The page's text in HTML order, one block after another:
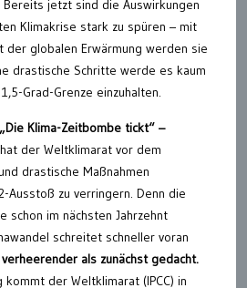
jetzt sind die Auswirkungen
Klimakrise stark zu spüren – mit
globalen Erwärmung werden sie
drastische Schritte werde es kaum
Grad-Grenze einzuhalten.
Klima-Zeitbombe tickt“ –
der Weltklimarat vor dem
drastische Maßnahmen
Ausstoß zu verringern. Denn die
schon im nächsten Jahrzehnt
schreitet schneller voran
verheerender als zunächst gedacht.
kommt der Weltklimarat (IPCC) in